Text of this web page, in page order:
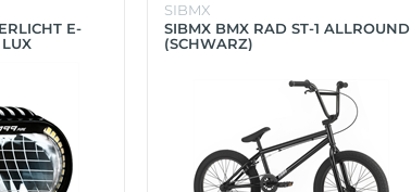
E-
SIBMX
SIBMX BMX RAD ST-1 ALLROUND
(SCHWARZ)